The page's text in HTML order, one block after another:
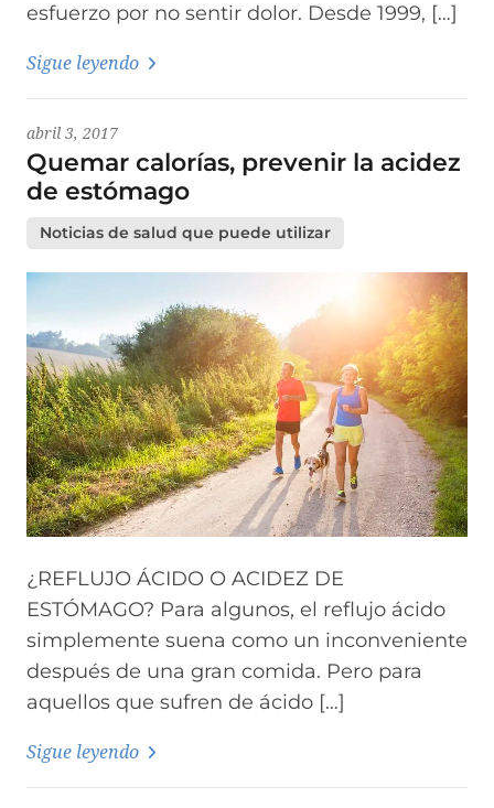
esfuerzo por no sentir dolor. Desde 1999, […]
Sigue leyendo
abril 3, 2017
Quemar calorías, prevenir la acidez
de estómago
Noticias de salud que puede utilizar
¿REFLUJO ÁCIDO O ACIDEZ DE
ESTÓMAGO? Para algunos, el reflujo ácido
simplemente suena como un inconveniente
después de una gran comida. Pero para
aquellos que sufren de ácido […]
Sigue leyendo